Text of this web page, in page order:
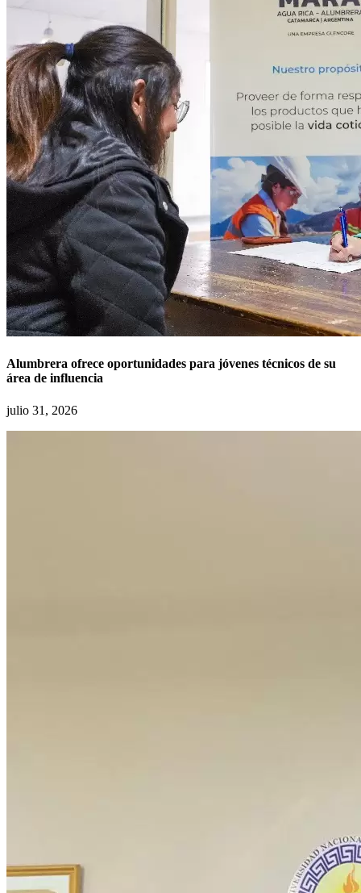
Alumbrera ofrece oportunidades para jóvenes técnicos de su
área de influencia
julio 31, 2026